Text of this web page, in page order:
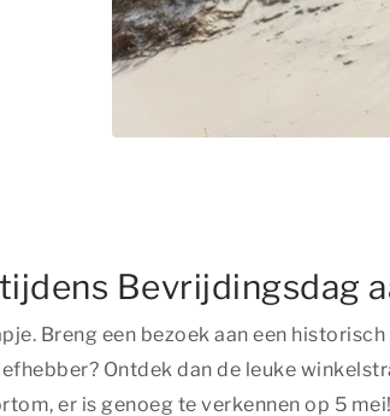
Bevrijdingsdag
Breng een bezoek aan een
Ontdek dan de leuke
er is genoeg te verkennen op 5 mei!